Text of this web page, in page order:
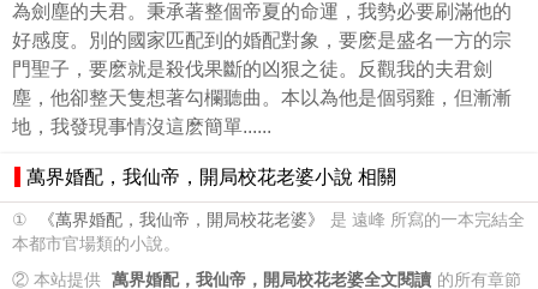
為劍塵的夫君。秉承著整個帝夏的命運，我勢必要刷滿他的
好感度。別的國家匹配到的婚配對象，要麽是盛名一方的宗
門聖子，要麽就是殺伐果斷的凶狠之徒。反觀我的夫君劍
塵，他卻整天隻想著勾欄聽曲。本以為他是個弱雞，但漸漸
地，我發現事情沒這麽簡單......
萬界婚配，我仙帝，開局校花老婆小說 相關
① 《萬界婚配，我仙帝，開局校花老婆》
是 遠峰 所寫的一本完結全
本都市官場類的小說。
② 本站提供 萬界婚配，我仙帝，開局校花老婆全文閱讀 的所有章節